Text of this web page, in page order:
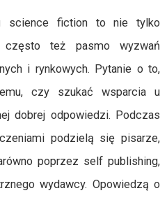
science fiction to nie tylko
często też pasmo wyzwań
i rynkowych. Pytanie o to,
czy szukać wsparcia u
dobrej odpowiedzi. Podczas
podzielą się pisarze,
poprzez self publishing,
wydawcy. Opowiedzą o